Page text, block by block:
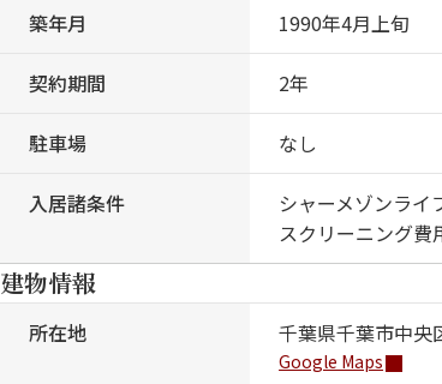
築年月 1990年4月上旬
契約期間 2年
駐車場 なし
入居諸条件
シャーメゾンラ
スクリーニング
建物情報
所在地 千葉県千葉市中央
Google Maps